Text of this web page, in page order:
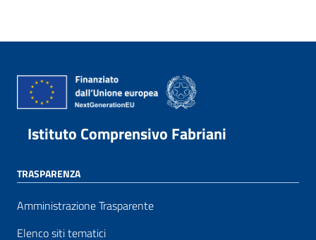
Istituto Comprensivo Fabriani
TRASPARENZA
Amministrazione Trasparente
Elenco siti tematici